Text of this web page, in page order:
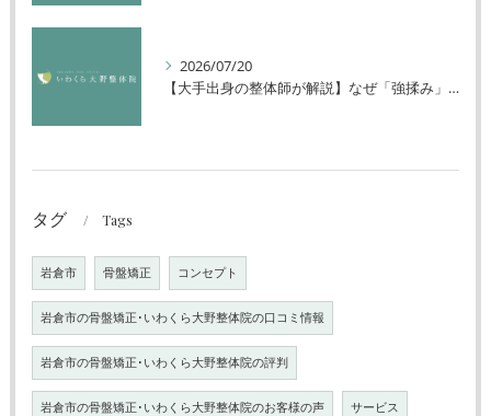
2026/07/20
【大手出身の整体師が解説】なぜ「強揉み」は体に良くないのか？
タグ Tags
岩倉市 骨盤矯正 コンセプト
岩倉市の骨盤矯正･いわくら大野整体院の口コミ情報
岩倉市の骨盤矯正･いわくら大野整体院の評判
岩倉市の骨盤矯正･いわくら大野整体院のお客様の声 サービス